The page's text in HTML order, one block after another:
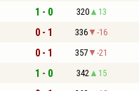
1 - 0 320 13
0 - 1 336 -16
0 - 1 357 -21
1 - 0 342 15